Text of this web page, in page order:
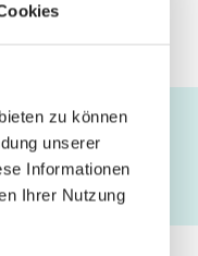
zu können
unserer
Informationen
Ihrer Nutzung